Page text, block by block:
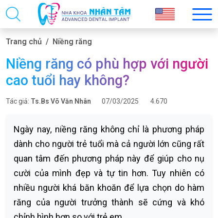
Trang chủ Niềng răng
Niềng răng có phù hợp với người
cao tuổi hay không?
Tác giả: Ts.Bs Võ Văn Nhân 07/03/2025 4.670
Ngày nay, niềng răng không chỉ là phương pháp
dành cho người trẻ tuổi mà cả người lớn cũng rất
quan tâm đến phương pháp này để giúp cho nụ
cười của mình đẹp và tự tin hơn. Tuy nhiên có
nhiều người khá băn khoăn để lựa chọn do hàm
răng của người trưởng thành sẽ cứng và khó